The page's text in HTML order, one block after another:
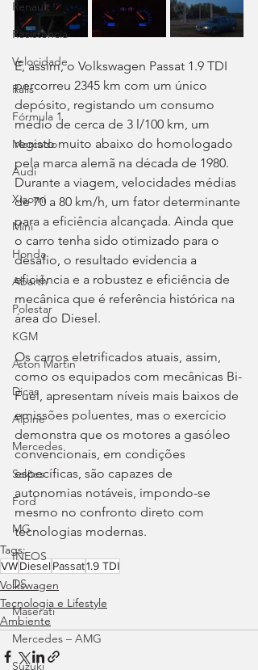
Renault
Resistência
Velocidade
Ralis
Fórmula 1
Mercado
Audi
Xiaomi
Mini
Honda
Abarth
Polestar
KGM
Aston Martin
Dicas
Alpine
Mercedes
Salões
Ford
MG
INEOS
DS
Maserati
Mercedes – AMG
Suzuki
E, assim, o Volkswagen Passat 1.9 TDI
percorreu 2345 km com um único
depósito, registando um consumo
médio de cerca de 3 l/100 km, um
registo muito abaixo do homologado
pela marca alemã na década de 1980.
Durante a viagem, velocidades médias
de 70 a 80 km/h, um fator determinante
para a eficiência alcançada. Ainda que
o carro tenha sido otimizado para o
desafio, o resultado evidencia a
eficiência e a robustez e eficiência de
mecânica que é referência histórica na
área do Diesel.
Os carros eletrificados atuais, assim,
como os equipados com mecânicas Bi-
Fuel, apresentam níveis mais baixos de
emissões poluentes, mas o exercício
demonstra que os motores a gasóleo
convencionais, em condições
específicas, são capazes de
autonomias notáveis, impondo-se
mesmo no confronto direto com
tecnologias modernas.
Tags:
VWDiesel Passat1.9 TDI
Volkswagen
Tecnologia e Lifestyle
Ambiente